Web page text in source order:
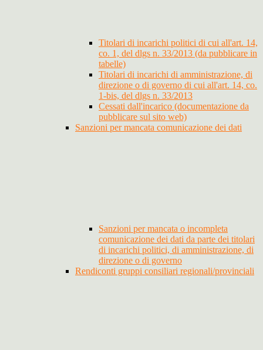
Titolari di incarichi politici di cui all'art. 14,
co. 1, del dlgs n. 33/2013 (da pubblicare in
tabelle)
Titolari di incarichi di amministrazione, di
direzione o di governo di cui all'art. 14, co.
1-bis, del dlgs n. 33/2013
Cessati dall'incarico (documentazione da
pubblicare sul sito web)
Sanzioni per mancata comunicazione dei dati
Sanzioni per mancata o incompleta
comunicazione dei dati da parte dei titolari
di incarichi politici, di amministrazione, di
direzione o di governo
Rendiconti gruppi consiliari regionali/provinciali